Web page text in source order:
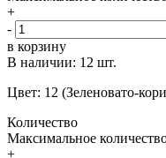
+
-
в корзину
В наличии: 12 шт.
Цвет: 12 (Зеленовато-
Количество
Максимальное
+